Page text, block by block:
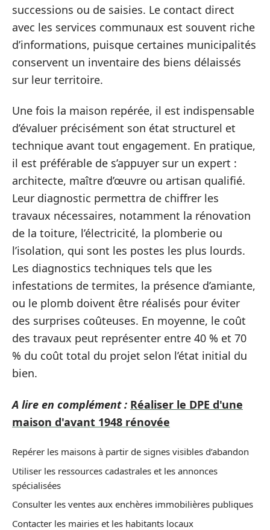
successions ou de saisies. Le contact direct
avec les services communaux est souvent riche
d’informations, puisque certaines municipalités
conservent un inventaire des biens délaissés
sur leur territoire.
Une fois la maison repérée, il est indispensable
d’évaluer précisément son état structurel et
technique avant tout engagement. En pratique,
il est préférable de s’appuyer sur un expert :
architecte, maître d’œuvre ou artisan qualifié.
Leur diagnostic permettra de chiffrer les
travaux nécessaires, notamment la rénovation
de la toiture, l’électricité, la plomberie ou
l’isolation, qui sont les postes les plus lourds.
Les diagnostics techniques tels que les
infestations de termites, la présence d’amiante,
ou le plomb doivent être réalisés pour éviter
des surprises coûteuses. En moyenne, le coût
des travaux peut représenter entre 40 % et 70
% du coût total du projet selon l’état initial du
bien.
A lire en complément : Réaliser le DPE d'une
maison d'avant 1948 rénovée
Repérer les maisons à partir de signes visibles d’abandon
Utiliser les ressources cadastrales et les annonces
spécialisées
Consulter les ventes aux enchères immobilières publiques
Contacter les mairies et les habitants locaux